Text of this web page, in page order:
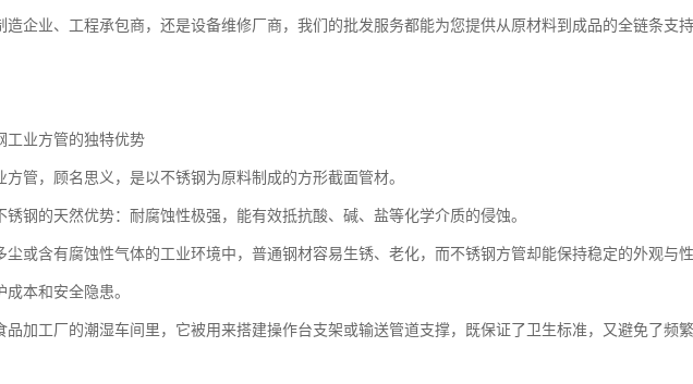
造企业、工程承包商，还是设备维修厂商，我们的批发服务都能为您提供从原材料到成品的全链条支
工业方管的独特优势
方管，顾名思义，是以不锈钢为原料制成的方形截面管材。
锈钢的天然优势：耐腐蚀性极强，能有效抵抗酸、碱、盐等化学介质的侵蚀。
尘或含有腐蚀性气体的工业环境中，普通钢材容易生锈、老化，而不锈钢方管却能保持稳定的外观与
成本和安全隐患。
品加工厂的潮湿车间里，它被用来搭建操作台支架或输送管道支撑，既保证了卫生标准，又避免了频